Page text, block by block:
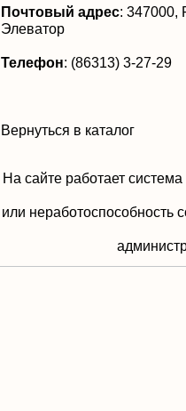
Почтовый адрес: 347000,
Элеватор
Телефон: (86313) 3-27-29
Вернуться в каталог
На сайте работает
или неработоспособность